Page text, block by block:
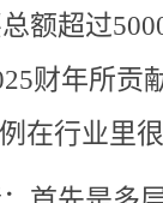
额超过
财年所贡
在行业里